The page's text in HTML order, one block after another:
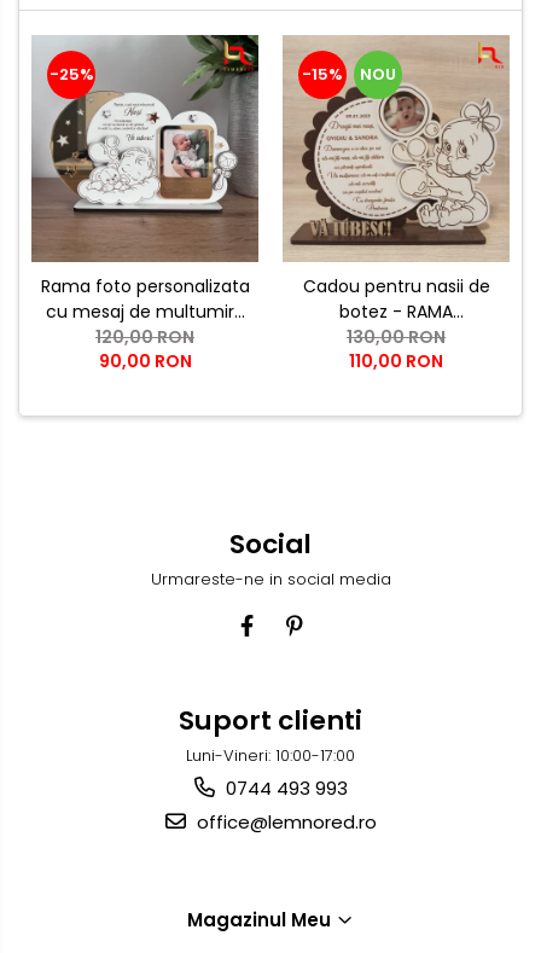
-25%
Rama foto personalizata
cu mesaj de multumire
pentru nasii de botez |
Cadou emotional pentru
120,00 RON
90,00 RON
-15% NOU
Cadou pentru nasii de
botez - RAMA
PERONALIZATA BOTEZ
130,00 RON
110,00 RON
Social
Urmareste-ne in social media
Suport clienti
Luni-Vineri: 10:00-17:00
0744 493 993
office@lemnored.ro
Magazinul Meu